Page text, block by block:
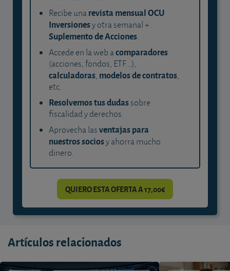
Recibe unarevista mensual OCU
Inversionesy otra semanal +
Suplemento de Acciones.
Accede en la web acomparadores
(acciones, fondos, ETF...),
calculadoras, modelos de contratos,
etc.
Resolvemos tus dudassobre
fiscalidad y derechos.
Aprovecha lasventajas para
nuestros sociosy ahorra mucho
dinero.
QUIERO ESTA OFERTA A 17,00€
Artículos relacionados